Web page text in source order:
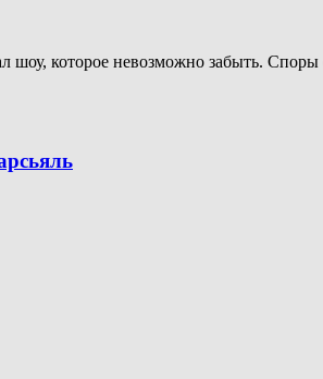
которое невозможно забыть. Споры